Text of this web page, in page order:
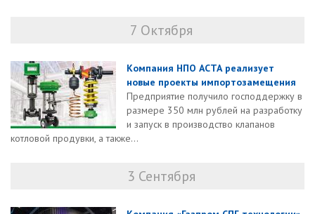
7 Октября
Компания НПО АСТА реализует
новые проекты импортозамещения
Предприятие получило господдержку в
размере 350 млн рублей на разработку
и запуск в производство клапанов
котловой продувки, а также...
3 Сентября